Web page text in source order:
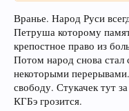
Вранье. Народ Руси
Петруша которому
крепостное право из
Потом народ снова
некоторыми
свободу. Стукачек тут
КГБэ грозится.